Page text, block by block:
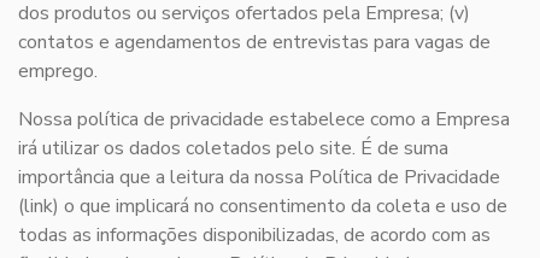
dos produtos ou serviços ofertados pela Empresa; (v)
contatos e agendamentos de entrevistas para vagas de
emprego.
Nossa política de privacidade estabelece como a Empresa
irá utilizar os dados coletados pelo site. É de suma
importância que a leitura da nossa Política de Privacidade
(link) o que implicará no consentimento da coleta e uso de
todas as informações disponibilizadas, de acordo com as